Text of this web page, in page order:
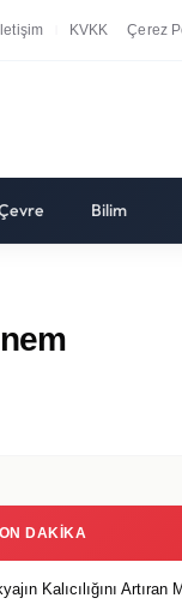
KVKK Çerez
Bilim
DAKIKA
Kalıcılığını